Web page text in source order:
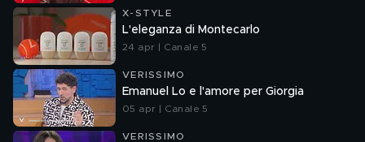
X-STYLE
L'eleganza di Montecarlo
24 apr | Canale 5
VERISSIMO
Emanuel Lo e l'amore per Giorgia
05 apr | Canale 5
VERISSIMO